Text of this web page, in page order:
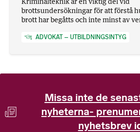
brottsundersökningar för att förstå
brott har begåtts och inte minst av
ADVOKAT – UTBILDNINGSINTYG
Missa inte de
nyheterna-
nyhetsbrev